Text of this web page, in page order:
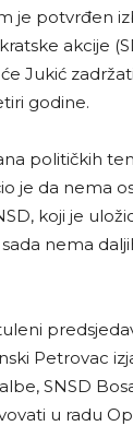
je potvrđen
akcije
Jukić
godine.
političkih
je da nema
koji je
nema
Petrovac
SNSD
u radu